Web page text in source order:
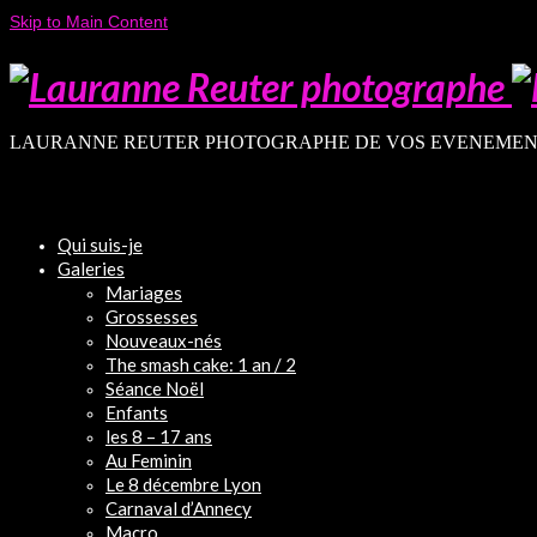
Skip to Main Content
LAURANNE REUTER PHOTOGRAPHE DE VOS
Qui suis-je
Galeries
Mariages
Grossesses
Nouveaux-nés
The smash cake: 1 an / 2
Séance Noël
Enfants
les 8 – 17 ans
Au Feminin
Le 8 décembre Lyon
Carnaval d’Annecy
Macro